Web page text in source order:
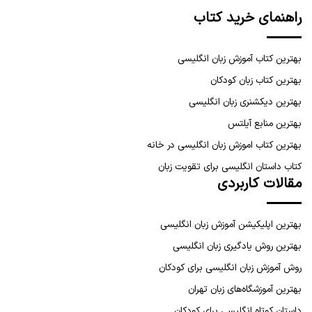
راهنمای خرید کتاب
بهترین کتاب آموزش زبان انگلیسی
بهترین کتاب زبان کودکان
بهترین دیکشنری زبان انگلیسی
بهترین منابع آیلتس
بهترین کتاب اموزش زبان انگلیسی در خانه
کتاب داستان انگلیسی برای تقویت زبان
مقالات کاربردی
بهترین اپلیکیشن آموزش زبان انگلیسی
بهترین روش یادگیری زبان انگلیسی
روش آموزش زبان انگلیسی برای کودکان
بهترین آموزشگاه‌های زبان تهران